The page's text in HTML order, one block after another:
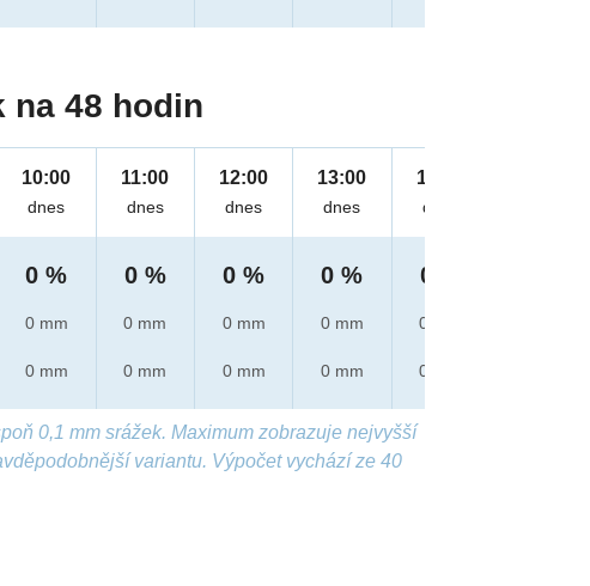
na 48 hodin
10:00
dnes
0 %
0 mm
0 mm
11:00
dnes
0 %
0 mm
0 mm
12:00
dnes
0 %
0 mm
0 mm
13:00
dnes
0 %
0 mm
0 mm
14:00
dnes
0 %
0 mm
0 mm
0,1 mm srážek. Maximum zobrazuje nejvyšší
variantu. Výpočet vychází ze 40